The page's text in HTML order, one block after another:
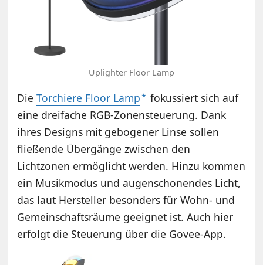
Uplighter Floor Lamp
DieTorchiere Floor Lamp
fokussiert sich auf
eine dreifache RGB-Zonensteuerung. Dank
ihres Designs mit gebogener Linse sollen
fließende Übergänge zwischen den
Lichtzonen ermöglicht werden. Hinzu kommen
ein Musikmodus und augenschonendes Licht,
das laut Hersteller besonders für Wohn- und
Gemeinschaftsräume geeignet ist. Auch hier
erfolgt die Steuerung über die Govee-App.